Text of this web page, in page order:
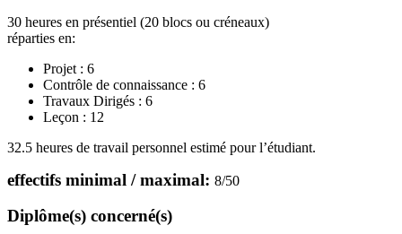
30 heures en présentiel (20 blocs ou créneaux)
réparties en:
Projet : 6
Contrôle de connaissance : 6
Travaux Dirigés : 6
Leçon : 12
32.5 heures de travail personnel estimé pour l’étudiant.
effectifs minimal / maximal: 8/50
Diplôme(s) concerné(s)